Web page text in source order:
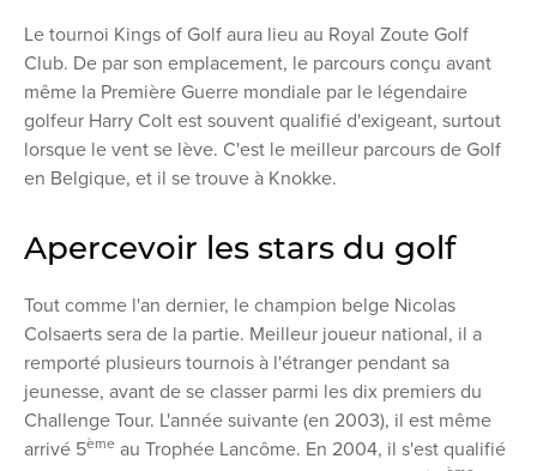
Le tournoi Kings of Golf aura lieu au Royal Zoute Golf
Club. De par son emplacement, le parcours conçu avant
même la Première Guerre mondiale par le légendaire
golfeur Harry Colt est souvent qualifié d'exigeant, surtout
lorsque le vent se lève. C'est le meilleur parcours de Golf
en Belgique, et il se trouve à Knokke.
Apercevoir les stars du golf
Tout comme l'an dernier, le champion belge Nicolas
Colsaerts sera de la partie. Meilleur joueur national, il a
remporté plusieurs tournois à l'étranger pendant sa
jeunesse, avant de se classer parmi les dix premiers du
Challenge Tour. L'année suivante (en 2003), il est même
arrivé 5ème au Trophée Lancôme. En 2004, il s'est qualifié